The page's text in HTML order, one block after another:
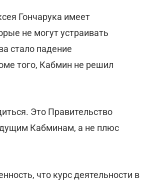
Гончарука имеет
не могут устраивать
стало падение
того, Кабмин не решил
Это Правительство
Кабминам, а не плюс
что курс деятельности в